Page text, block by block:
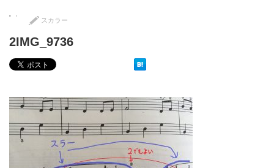
スカラー
2IMG_9736